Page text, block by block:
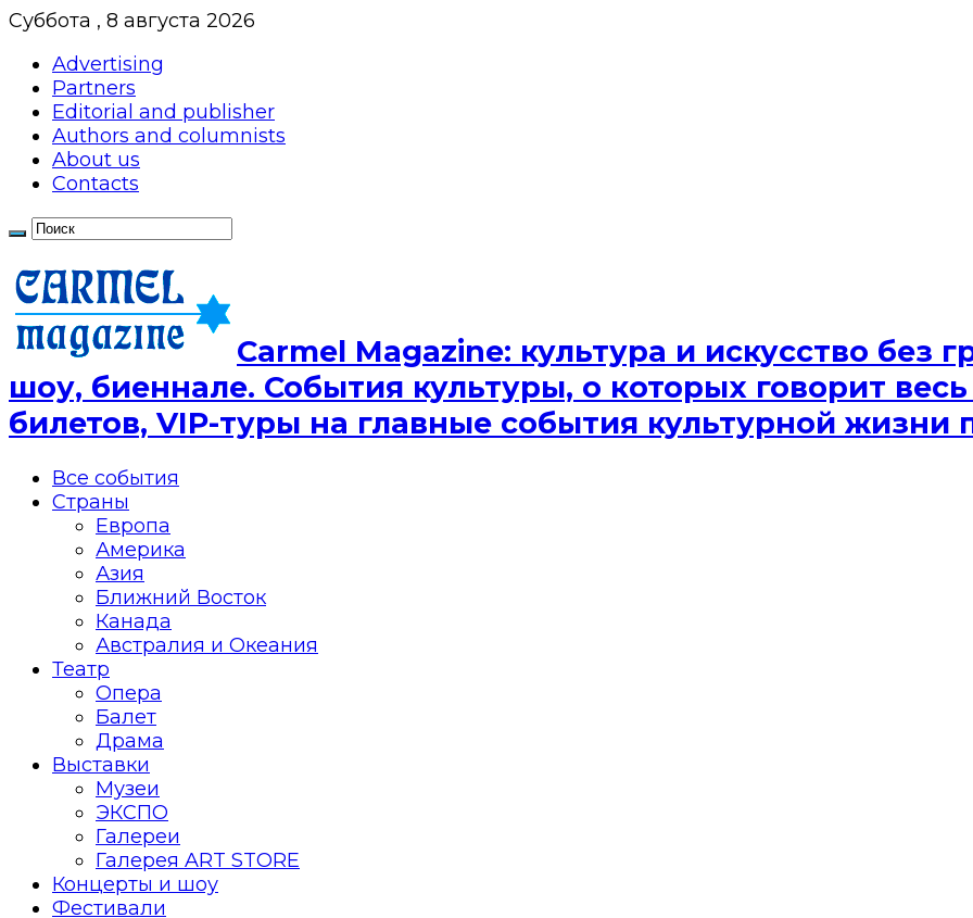
Суббота , 8 августа 2026
Advertising
Partners
Editorial and publisher
Authors and columnists
About us
Contacts
Сarmel Magazine: культура и искусство
шоу, биеннале. События культуры, о которых говорит
билетов, VIP-туры на главные события культурной жизни
Все события
Страны
Европа
Америка
Азия
Ближний Восток
Канада
Австралия и Океания
Театр
Опера
Балет
Драма
Выставки
Музеи
ЭКСПО
Галереи
Галерея ART STORE
Концерты и шоу
Фестивали